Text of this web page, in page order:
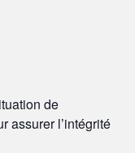
de
assurer l’intégrité